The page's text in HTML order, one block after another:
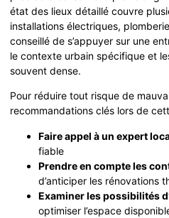
état des lieux détaillé couvre
installations électriques,
conseillé de s’appuyer sur une
le contexte urbain spécifique et
souvent dense.
Pour réduire tout risque de
recommandations clés lors de
Faire appel à un expert
fiable
Prendre en compte les
d’anticiper les rénovations
Examiner les possibilités
optimiser l’espace